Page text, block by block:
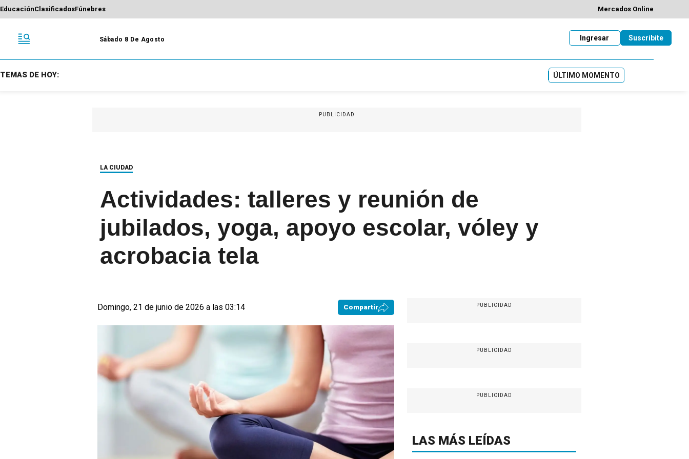
EducaciónClasificadosFúnebres Mercados Online
Sábado 8 De Agosto Suscribite
Ingresar
TEMAS DE HOY: ÚLTIMO MOMENTO
PUBLICIDAD
LA CIUDAD
Actividades: talleres y reunión de
jubilados, yoga, apoyo escolar, vóley y
acrobacia tela
Domingo, 21 de junio de 2026 a las 03:14 Compartir PUBLICIDAD
PUBLICIDAD
PUBLICIDAD
LAS MÁS LEÍDAS